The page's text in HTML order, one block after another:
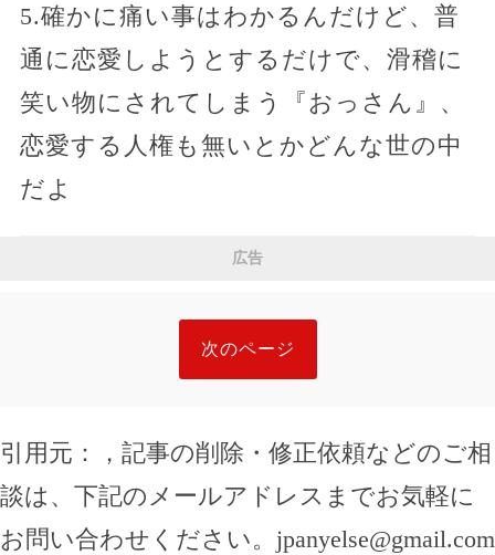
5.確かに痛い事はわかるんだけど、普
通に恋愛しようとするだけで、滑稽に
笑い物にされてしまう『おっさん』、
恋愛する人権も無いとかどんな世の中
だよ
広告
次のページ
引用元：
，記事の削除・修正依頼などのご相
談は、下記のメールアドレスまでお気軽に
お問い合わせください。 jpanyelse@gmail.com